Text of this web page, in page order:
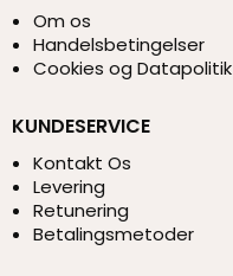
Om os
Handelsbetingelser
Cookies og Datapolitik
KUNDESERVICE
Kontakt Os
Levering
Retunering
Betalingsmetoder